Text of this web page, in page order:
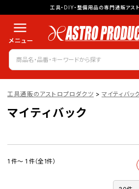
工具・DIY・整備用品の専門通販アス
工具通販のアストロプロダクツ > マイティバッ
マイティバック
1 件～ 1 件（全1件）